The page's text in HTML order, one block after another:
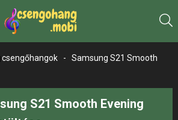
-
Samsung S21 Smooth
S21 Smooth Evening